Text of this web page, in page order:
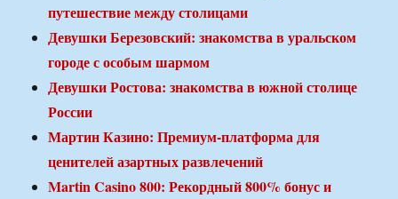
путешествие между столицами
Девушки Березовский: знакомства в уральском
городе с особым шармом
Девушки Ростова: знакомства в южной столице
России
Мартин Казино: Премиум-платформа для
ценителей азартных развлечений
Martin Casino 800: Рекордный 800% бонус и